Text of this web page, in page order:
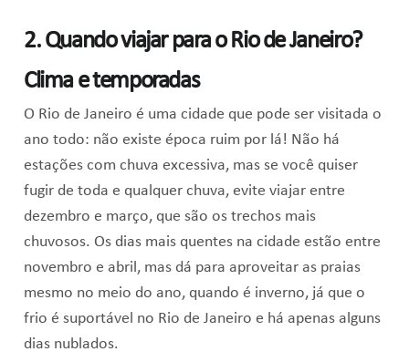
2. Quando viajar para o Rio de Janeiro?
Clima e temporadas
O Rio de Janeiro é uma cidade que pode ser visitada o
ano todo: não existe época ruim por lá! Não há
estações com chuva excessiva, mas se você quiser
fugir de toda e qualquer chuva, evite viajar entre
dezembro e março, que são os trechos mais
chuvosos. Os dias mais quentes na cidade estão entre
novembro e abril, mas dá para aproveitar as praias
mesmo no meio do ano, quando é inverno, já que o
frio é suportável no Rio de Janeiro e há apenas alguns
dias nublados.